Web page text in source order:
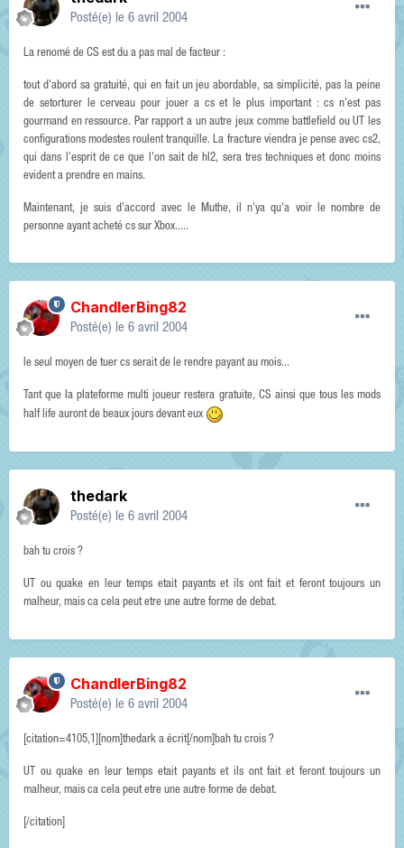
Posté(e) le 6 avril 2004
La renomé de CS est du a pas mal de facteur :
tout d'abord sa gratuité, qui en fait un jeu abordable, sa simplicité, pas la peine
de setorturer le cerveau pour jouer a cs et le plus important : cs n'est pas
gourmand en ressource. Par rapport a un autre jeux comme battlefield ou UT les
configurations modestes roulent tranquille. La fracture viendra je pense avec cs2,
qui dans l'esprit de ce que l'on sait de hl2, sera tres techniques et donc moins
evident a prendre en mains.
Maintenant, je suis d'accord avec le Muthe, il n'ya qu'a voir le nombre de
personne ayant acheté cs sur Xbox.....
ChandlerBing82
Posté(e) le 6 avril 2004
le seul moyen de tuer cs serait de le rendre payant au mois...
Tant que la plateforme multi joueur restera gratuite, CS ainsi que tous les mods
half life auront de beaux jours devant eux
thedark
Posté(e) le 6 avril 2004
bah tu crois ?
UT ou quake en leur temps etait payants et ils ont fait et feront toujours un
malheur, mais ca cela peut etre une autre forme de debat.
ChandlerBing82
Posté(e) le 6 avril 2004
[citation=4105,1][nom]thedark a écrit[/nom]bah tu crois ?
UT ou quake en leur temps etait payants et ils ont fait et feront toujours un
malheur, mais ca cela peut etre une autre forme de debat.
[/citation]